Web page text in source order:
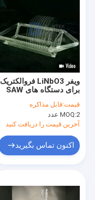
محصولات
ویفر LiNbO3 فروالکتریک
برای دستگاه های SAW
قیمت:قابل مذاکره
MOQ:2 عدد
آخرین قیمت را دریافت کنید
اکنون تماس بگیرید